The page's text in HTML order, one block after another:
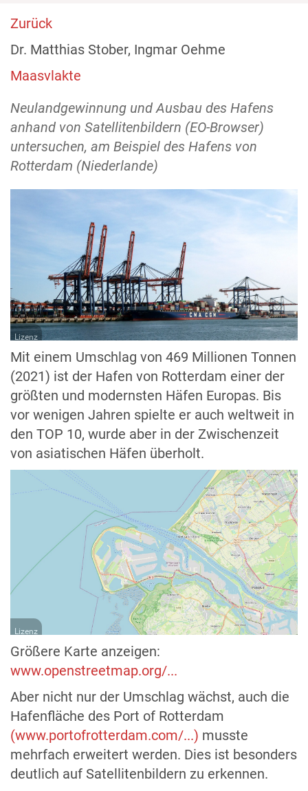
Zurück
Dr. Matthias Stober, Ingmar Oehme
Maasvlakte
Neulandgewinnung und Ausbau des Hafens
anhand von Satellitenbildern (EO-Browser)
untersuchen, am Beispiel des Hafens von
Rotterdam (Niederlande)
Lizenz
Mit einem Umschlag von 469 Millionen Tonnen
(2021) ist der Hafen von Rotterdam einer der
größten und modernsten Häfen Europas. Bis
vor wenigen Jahren spielte er auch weltweit in
den TOP 10, wurde aber in der Zwischenzeit
von asiatischen Häfen überholt.
Lizenz
Größere Karte anzeigen:
www.openstreetmap.org/...
Aber nicht nur der Umschlag wächst, auch die
Hafenfläche des Port of Rotterdam
(www.portofrotterdam.com/...) musste
mehrfach erweitert werden. Dies ist besonders
deutlich auf Satellitenbildern zu erkennen.